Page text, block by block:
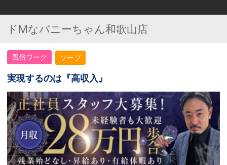
ドMなバニーちゃん和歌山店
風俗ワーク ソープ
実現するのは『高収入』